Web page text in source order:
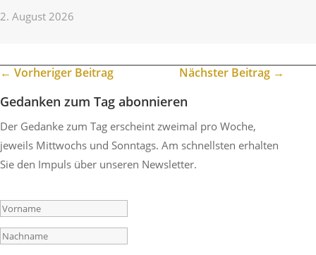
2. August 2026
← Vorheriger Beitrag Nächster Beitrag →
Gedanken zum Tag abonnieren
Der Gedanke zum Tag erscheint zweimal pro Woche,
jeweils Mittwochs und Sonntags. Am schnellsten erhalten
Sie den Impuls über unseren Newsletter.